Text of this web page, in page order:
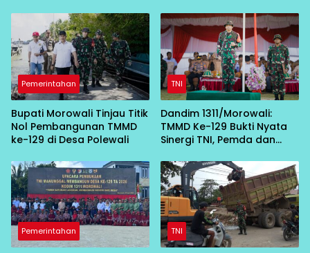
Desa
Pemerintahan
Bupati Morowali Tinjau Titik
Nol Pembangunan TMMD
ke-129 di Desa Polewali
TNI
Dandim 1311/Morowali:
TMMD Ke-129 Bukti Nyata
Sinergi TNI, Pemda dan
dari Desa
Pemerintahan TNI